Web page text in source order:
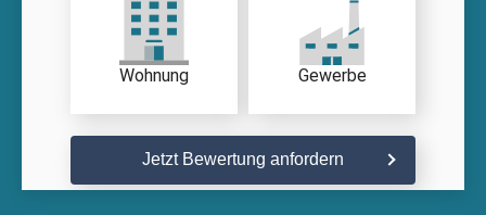
Wohnung Gewerbe
Jetzt Bewertung anfordern